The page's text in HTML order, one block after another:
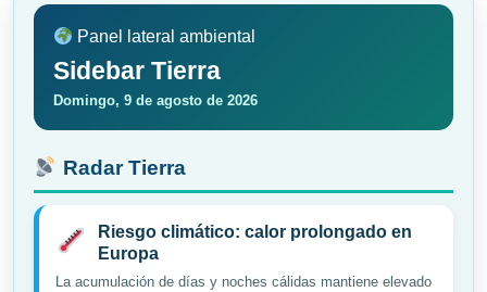
Panel lateral ambiental
Sidebar Tierra
Domingo, 9 de agosto de 2026
Radar Tierra
Riesgo climático: calor prolongado en
Europa
La acumulación de días y noches cálidas mantiene elevado